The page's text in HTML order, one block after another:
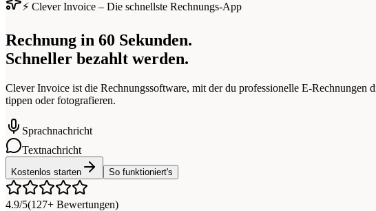
⚡ Clever Invoice – Die schnellste Rechnungs-App
Rechnung in 60 Sekunden.
Schneller bezahlt werden.
Clever Invoice ist die Rechnungssoftware, mit der du professionelle E-
tippen oder fotografieren.
Sprachnachricht
Textnachricht
Kostenlos starten So funktioniert's
4.9/5(127+ Bewertungen)